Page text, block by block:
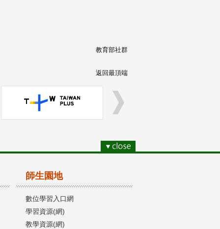
教育部社群
返回最頂端
師生園地
數位學習入口網
學習資源(網)
教學資源(網)